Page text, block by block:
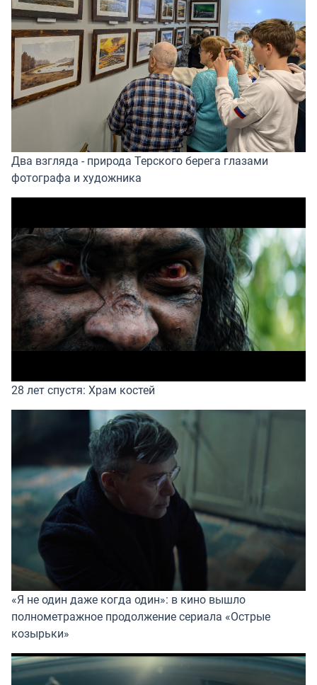
Два взгляда - природа Терского берега глазами
фотографа и художника
28 лет спустя: Храм костей
«Я не один даже когда один»: в кино вышло
полнометражное продолжение сериала «Острые
козырьки»